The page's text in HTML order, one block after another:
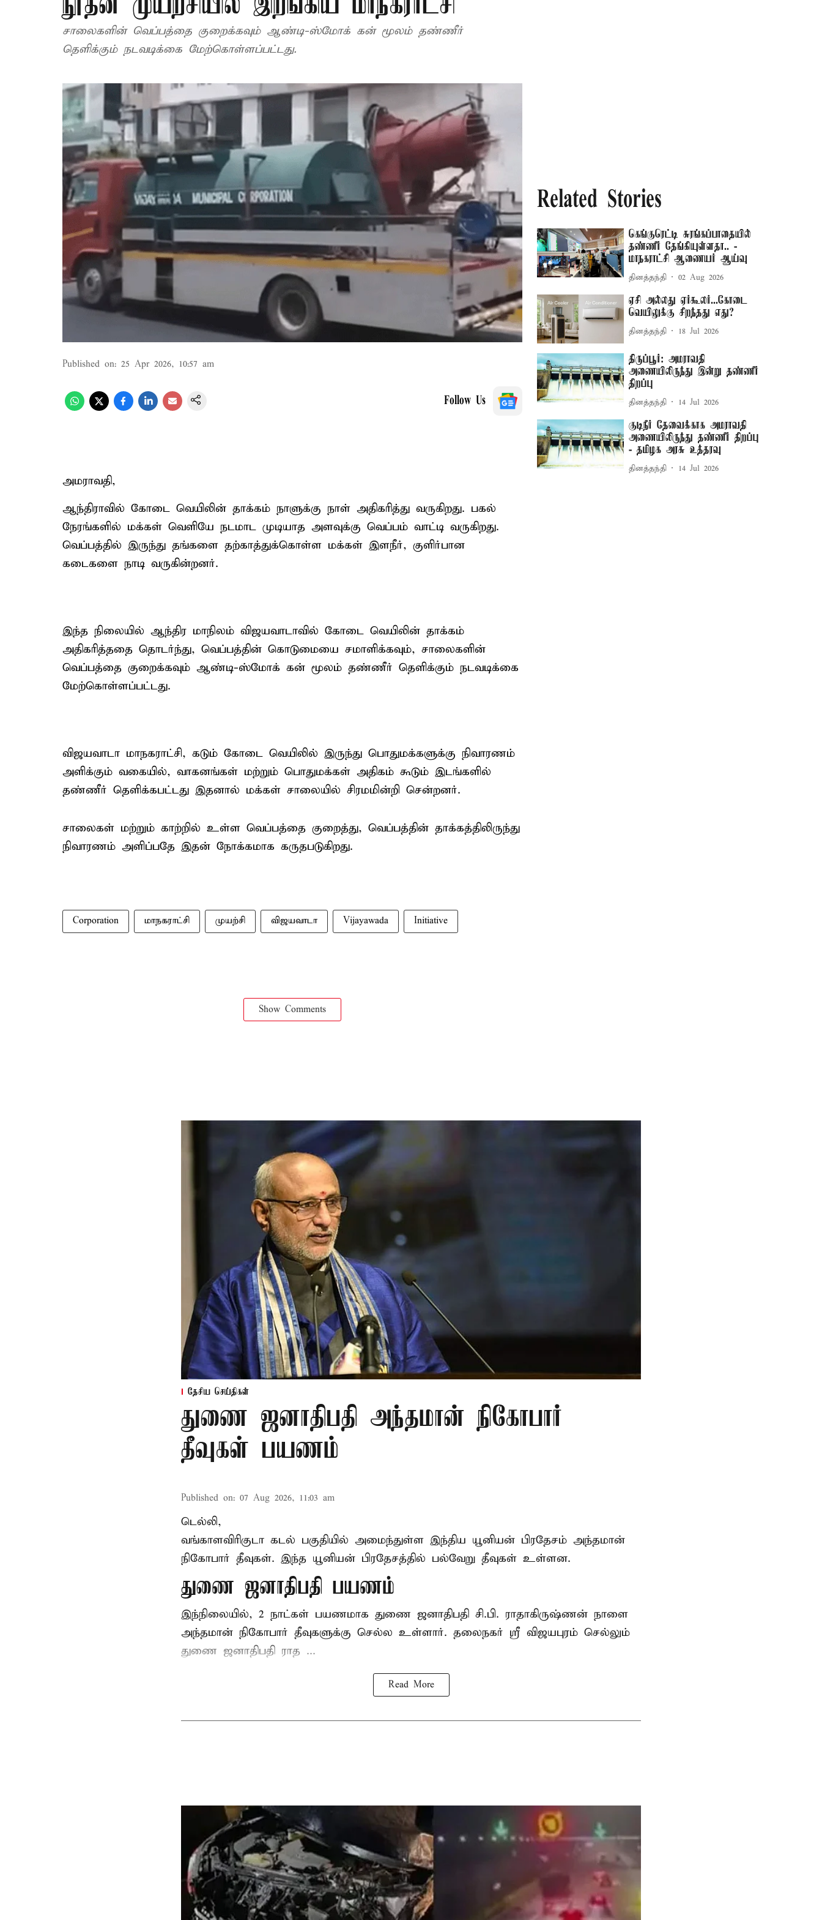
சாலைகளின் வெப்பத்தை குறைக்கவும் ஆண்டி-ஸ்மோக் கன் மூலம் தண்ணீர்
தெளிக்கும் நடவடிக்கை மேற்கொள்ளப்பட்டது.
Published on: 25 Apr 2026, 10:57 am
Follow Us
அமராவதி,
ஆந்திராவில் கோடை வெயிலின் தாக்கம் நாளுக்கு நாள் அதிகரித்து வருகிறது. பகல்
நேரங்களில் மக்கள் வெளியே நடமாட முடியாத அளவுக்கு வெப்பம் வாட்டி வருகிறது.
வெப்பத்தில் இருந்து தங்களை தற்காத்துக்கொள்ள மக்கள் இளநீர், குளிர்பான
கடைகளை நாடி வருகின்றனர்.
இந்த நிலையில் ஆந்திர மாநிலம் விஜயவாடாவில் கோடை வெயிலின் தாக்கம்
அதிகரித்ததை தொடர்ந்து, வெப்பத்தின் கொடுமையை சமாளிக்கவும், சாலைகளின்
வெப்பத்தை குறைக்கவும் ஆண்டி-ஸ்மோக் கன் மூலம் தண்ணீர் தெளிக்கும் நடவடிக்கை
மேற்கொள்ளப்பட்டது.
விஜயவாடா மாநகராட்சி, கடும் கோடை வெயிலில் இருந்து பொதுமக்களுக்கு நிவாரணம்
அளிக்கும் வகையில், வாகனங்கள் மற்றும் பொதுமக்கள் அதிகம் கூடும் இடங்களில்
தண்ணீர் தெளிக்கபட்டது இதனால் மக்கள் சாலையில் சிரமமின்றி சென்றனர்.
சாலைகள் மற்றும் காற்றில் உள்ள வெப்பத்தை குறைத்து, வெப்பத்தின் தாக்கத்திலிருந்து
நிவாரணம் அளிப்பதே இதன் நோக்கமாக கருதபடுகிறது.
Corporation மாநகராட்சி முயற்சி விஜயவாடா Vijayawada Initiative
Show Comments
Related Stories
கெங்குரெட்டி சுரங்கப்பாதையில்
தண்ணீர் தேங்கியுள்ளதா.. -
மாநகராட்சி ஆணையர் ஆய்வு
தினத்தந்தி 02 Aug 2026
ஏசி அல்லது ஏர்கூலர்...கோடை
வெயிலுக்கு சிறந்தது எது?
தினத்தந்தி 18 Jul 2026
திருப்பூர்: அமராவதி
அணையிலிருந்து இன்று தண்ணீர்
திறப்பு
தினத்தந்தி 14 Jul 2026
குடிநீர் தேவைக்காக அமராவதி
அணையிலிருந்து தண்ணீர் திறப்பு
- தமிழக அரசு உத்தரவு
தினத்தந்தி 14 Jul 2026
தேசிய செய்திகள்
துணை ஜனாதிபதி அந்தமான் நிகோபார்
தீவுகள் பயணம்
Published on: 07 Aug 2026, 11:03 am
டெல்லி,
வங்காளவிரிகுடா கடல் பகுதியில் அமைந்துள்ள இந்திய யூனியன் பிரதேசம் அந்தமான்
நிகோபார் தீவுகள். இந்த யூனியன் பிரதேசத்தில் பல்வேறு தீவுகள் உள்ளன.
துணை ஜனாதிபதி பயணம்
இந்நிலையில், 2 நாட்கள் பயணமாக துணை ஜனாதிபதி சி.பி. ராதாகிருஷ்ணன் நாளை
அந்தமான் நிகோபார் தீவுகளுக்கு செல்ல உள்ளார். தலைநகர் ஸ்ரீ விஜயபுரம் செல்லும்
துணை ஜனாதிபதி ராத ...
Read More